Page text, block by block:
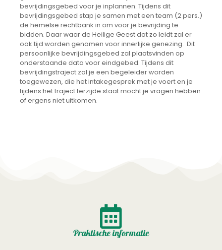
bevrijdingsgebed voor je inplannen. Tijdens dit
bevrijdingsgebed stap je samen met een team (2 pers.)
de hemelse rechtbank in om voor je bevrijding te
bidden. Daar waar de Heilige Geest dat zo leidt zal er
ook tijd worden genomen voor innerlijke genezing. Dit
persoonlijke bevrijdingsgebed zal plaatsvinden op
onderstaande data voor eindgebed. Tijdens dit
bevrijdingstraject zal je een begeleider worden
toegewezen, die het intakegesprek met je voert en je
tijdens het traject terzijde staat mocht je vragen hebben
of ergens niet uitkomen.
Praktische informatie